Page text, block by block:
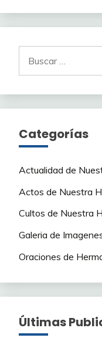
Categorías
Actualidad de
Actos de Nuestra
Cultos de Nuestra
Galeria de
Oraciones de
Últimas